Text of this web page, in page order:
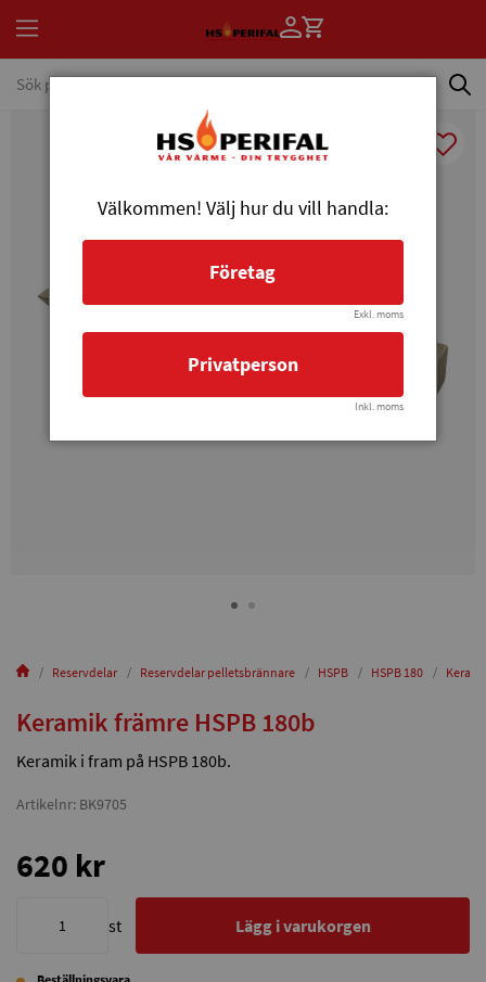
Reservdelar Reservdelar pelletsbrännare HSPB HSPB 180
Keramik främre HSPB 180b
Keramik i fram på HSPB 180b.
Artikelnr: BK9705
620 kr
st Lägg i varukorgen
Välkommen! Välj hur du vill handla:
Företag
Exkl. moms
Privatperson
Inkl. moms